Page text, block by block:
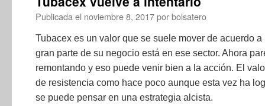
Publicada el noviembre 8, 2017porbolsatero
Tubacex es un valor que se suele mover de acuerdo
gran parte de su negocio está en ese sector. Ahora
remontando y eso puede venir bien a la acción. El
de resistencia como hace poco aunque esta vez ha
se puede pensar en una estrategia alcista.